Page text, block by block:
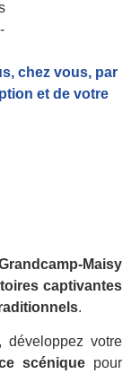
chez vous, par
et de votre
Maisy
captivantes
.
, développez votre
scénique pour